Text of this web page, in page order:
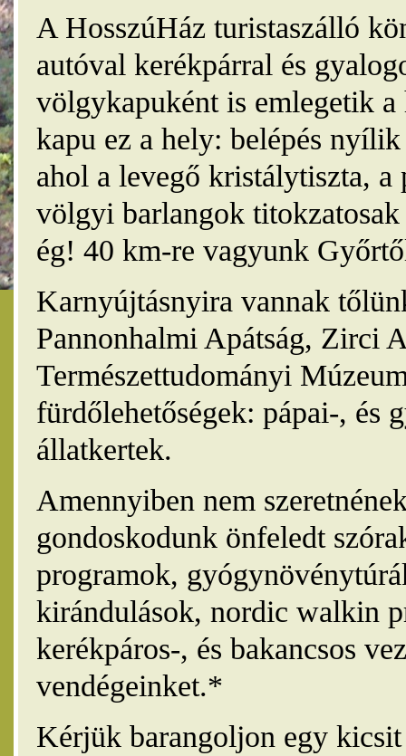
A HosszúHáz turistaszálló
autóval kerékpárral és
völgykapuként is emlegetik
kapu ez a hely: belépés
ahol a levegő kristálytiszta, a
völgyi barlangok
ég! 40 km-re vagyunk
Karnyújtásnyira vannak
Pannonhalmi Apátság, Zirci
Természettudományi
fürdőlehetőségek: pápai-, és
állatkertek.
Amennyiben nem
gondoskodunk önfeledt
programok,
kirándulások, nordic walkin
kerékpáros-, és bakancsos
vendégeinket.*
Kérjük barangoljon egy